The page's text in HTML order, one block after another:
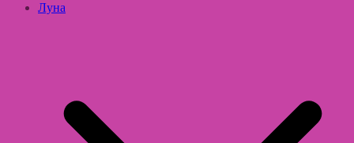
Луна